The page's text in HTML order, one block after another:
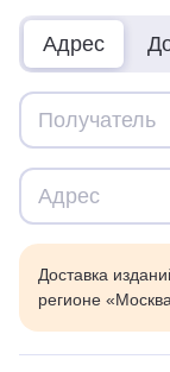
Адрес
Доставка
регионе